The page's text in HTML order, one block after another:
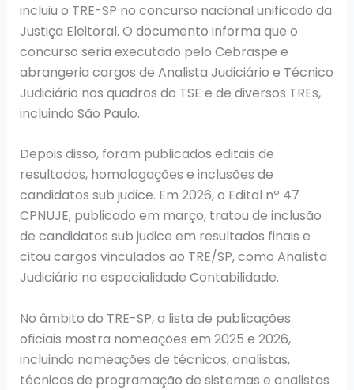
incluiu o TRE-SP no concurso nacional unificado da
Justiça Eleitoral. O documento informa que o
concurso seria executado pelo Cebraspe e
abrangeria cargos de Analista Judiciário e Técnico
Judiciário nos quadros do TSE e de diversos TREs,
incluindo São Paulo.
Depois disso, foram publicados editais de
resultados, homologações e inclusões de
candidatos sub judice. Em 2026, o Edital nº 47
CPNUJE, publicado em março, tratou de inclusão
de candidatos sub judice em resultados finais e
citou cargos vinculados ao TRE/SP, como Analista
Judiciário na especialidade Contabilidade.
No âmbito do TRE-SP, a lista de publicações
oficiais mostra nomeações em 2025 e 2026,
incluindo nomeações de técnicos, analistas,
técnicos de programação de sistemas e analistas